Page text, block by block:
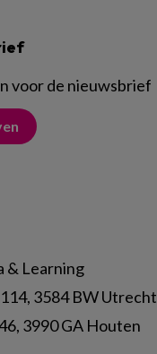
voor de nieuwsbrief
& Learning
3584 BW Utrecht
3990 GA Houten